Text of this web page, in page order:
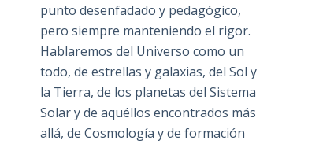
punto desenfadado y pedagógico,
pero siempre manteniendo el rigor.
Hablaremos del Universo como un
todo, de estrellas y galaxias, del Sol y
la Tierra, de los planetas del Sistema
Solar y de aquéllos encontrados más
allá, de Cosmología y de formación